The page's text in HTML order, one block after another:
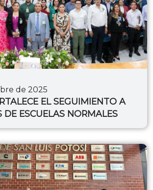
de 2025
EL SEGUIMIENTO A
DE ESCUELAS NORMALES